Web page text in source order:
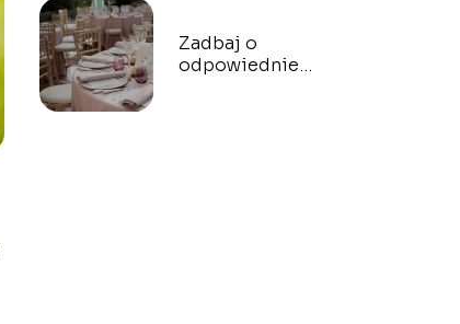
Zadbaj o
odpowiednie